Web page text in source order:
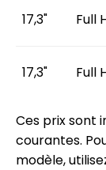
17,3" Full
17,3" Full
Ces prix sont
courantes.
modèle,